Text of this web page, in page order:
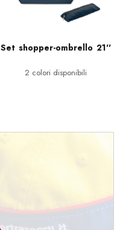
Set shopper-ombrello 21''
2 colori disponibili